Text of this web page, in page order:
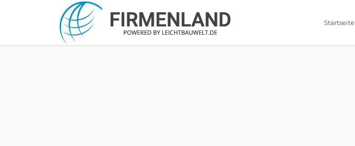
Startseite
Suchen
nach: